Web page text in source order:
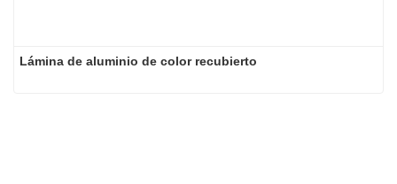
Lámina de aluminio de color recubierto